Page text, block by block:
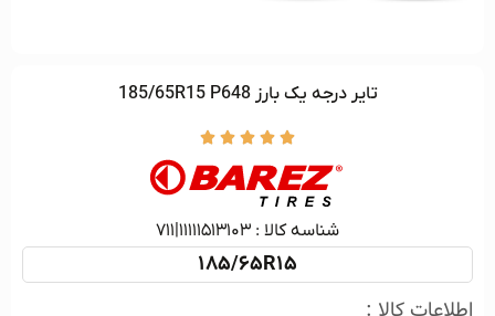
تاير درجه يک بارز 185/65R15 P648





شناسه کالا :‌ ۱۱۱۱۱۵۱۳۱۰۳|۷۱۱
185/65R15